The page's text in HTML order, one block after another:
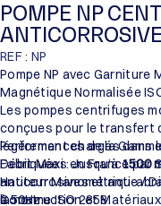
POMPE NP
REF : NP
Pompe NP avec Garniture
Magnétique Normalisée
Les pompes centrifuges
conçues pour le transfert
légèrement chargés dans
Fabriquées en France par
anticorrosives et anti-
la norme ISO 2858.
Performances de la
Débit Maxi : Jusqu’à1500
Hauteur Manométrique /
à 50Hz.
Construction et Matériaux